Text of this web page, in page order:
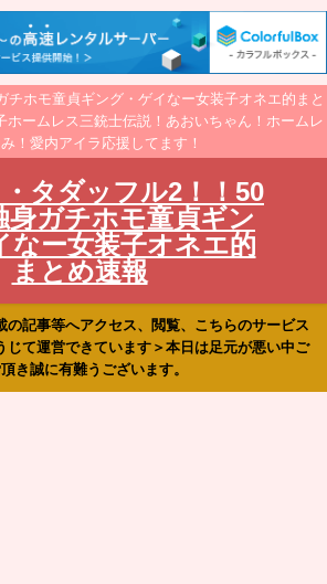
チホモ童貞ギング・ゲイなー女装子オネエ的まと
ホームレス三銃士伝説！あおいちゃん！ホームレ
！愛内アイラ応援してます！
タダッフル2！！50
身ガチホモ童貞ギン
なー女装子オネエ的
まとめ速報
の記事等へアクセス、閲覧、こちらのサービス
じて運営できています＞本日は足元が悪い中ご
き誠に有難うございます。